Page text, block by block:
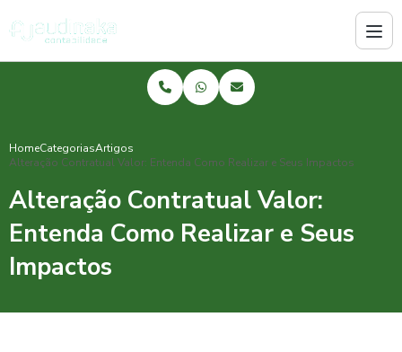
HomeCategoriasArtigos
Alteração Contratual Valor: Entenda Como Realizar e Seus Impactos
Alteração Contratual Valor:
Entenda Como Realizar e Seus
Impactos